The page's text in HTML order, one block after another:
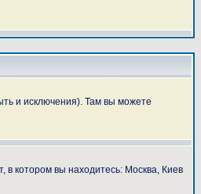
и исключения). Там вы можете
в котором вы находитесь: Москва, Киев